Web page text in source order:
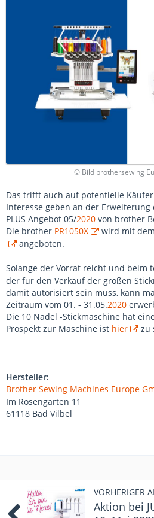
© Bild brothersewing
Das trifft auch auf potentielle
Interesse geben an der
PLUS Angebot 05/2020 von brother
Die brother PR1050X wird mit dem
angeboten.
Solange der Vorrat reicht und beim
der für den Verkauf der großen
damit autorisiert sein muss, kann
Zeitraum vom 01. - 31.05.2020
Die 10 Nadel -Stickmaschine hat
Prospekt zur Maschine ist hier zu
Hersteller:
Brother Sewing Machines Europe
Im Rosengarten 11
61118 Bad Vilbel
VORHERIGER
Aktion bei